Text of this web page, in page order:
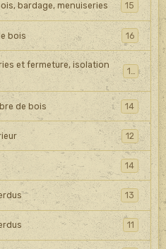
bardage, menuiseries 15
bois 16
et fermeture, isolation
de bois 14
12
14
13
11